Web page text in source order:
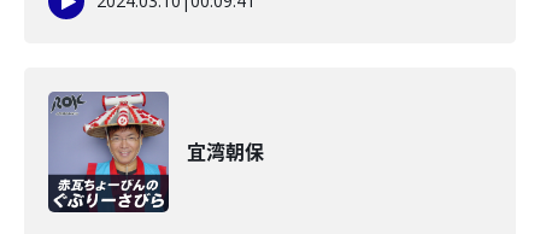
宜湾朝保